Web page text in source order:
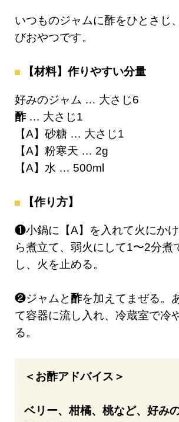
いつものジャムに酢をひとさじ
びおやつです。
【材料】作りやすい分量
好みのジャム … 大さじ6
酢… 大さじ1
【A】砂糖 … 大さじ1
【A】粉寒天 … 2g
【A】水 … 500ml
【作り方】
❶小鍋に【A】を入れて火にか
ら煮立て、弱火にして1〜2分煮
し、火を止める。
❷ジャムと 酢を加えてまぜる。
て容器に流し入れ、冷蔵室で冷
る。
＜お酢アドバイス＞
ベリー、柑橘、桃など、好み